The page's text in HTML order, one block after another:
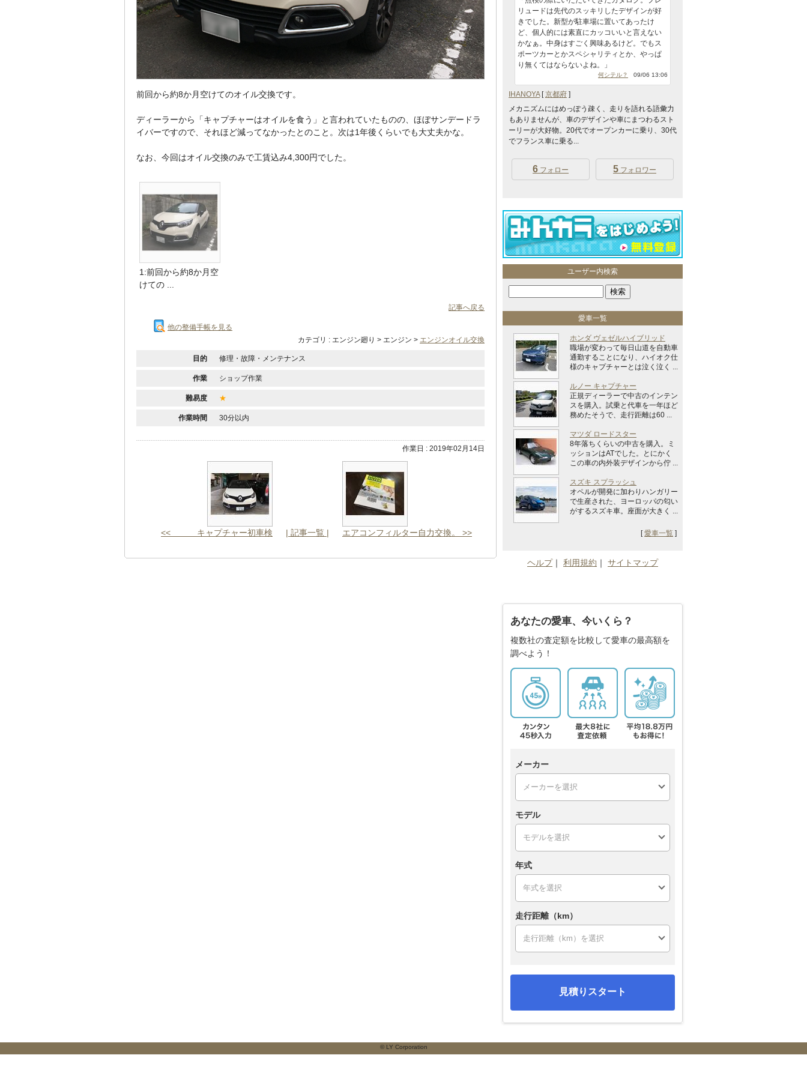
前回から約8か月空けてのオイル交換です。
ディーラーから「キャプチャーはオイルを食う」と言われていたものの、ほぼサンデードラ
イバーですので、それほど減ってなかったとのこと。次は1年後くらいでも大丈夫かな。
なお、今回はオイル交換のみで工賃込み4,300円でした。
1:前回から約8か月空
けての ...
記事へ戻る
他の整備手帳を見る
カテゴリ : エンジン廻り > エンジン > エンジンオイル交換
目的 修理・故障・メンテナンス
作業 ショップ作業
難易度 ★
作業時間 30分以内
作業日 : 2019年02月14日
<< キャプチャー初車検 | 記事一覧 | エアコンフィルター自力交換。 >>
リュードは先代のスッキリしたデザインが好
きでした。新型が駐車場に置いてあったけ
ど、個人的には素直にカッコいいと言えない
かなぁ。中身はすごく興味あるけど。でもス
ポーツカーとかスペシャリティとか、やっぱ
り無くてはならないよね。」
何シテル？ 09/06 13:06
IHANOYA[京都府 ]
メカニズムにはめっぽう疎く、走りを語れる語彙力
もありませんが、車のデザインや車にまつわるスト
ーリーが大好物。20代でオープンカーに乗り、30代
でフランス車に乗る...
6 フォロー 5 フォロワー
ユーザー内検索
愛車一覧
ホンダ ヴェゼルハイブリッド
職場が変わって毎日山道を自動車
通勤することになり、ハイオク仕
様のキャプチャーとは泣く泣く ...
ルノー キャプチャー
正規ディーラーで中古のインテン
スを購入。試乗と代車を一年ほど
務めたそうで、走行距離は60 ...
マツダ ロードスター
8年落ちくらいの中古を購入。ミ
ッションはATでした。とにかく
この車の内外装デザインから佇 ...
スズキ スプラッシュ
オペルが開発に加わりハンガリー
で生産された、ヨーロッパの匂い
がするスズキ車。座面が大きく ...
[愛車一覧 ]
ヘルプ｜ 利用規約 ｜ サイトマップ
あなたの愛車、今いくら？
複数社の査定額を比較して愛車の最高額を
調べよう！
メーカー
モデル
年式
走行距離（km）
見積りスタート
© LY Corporation